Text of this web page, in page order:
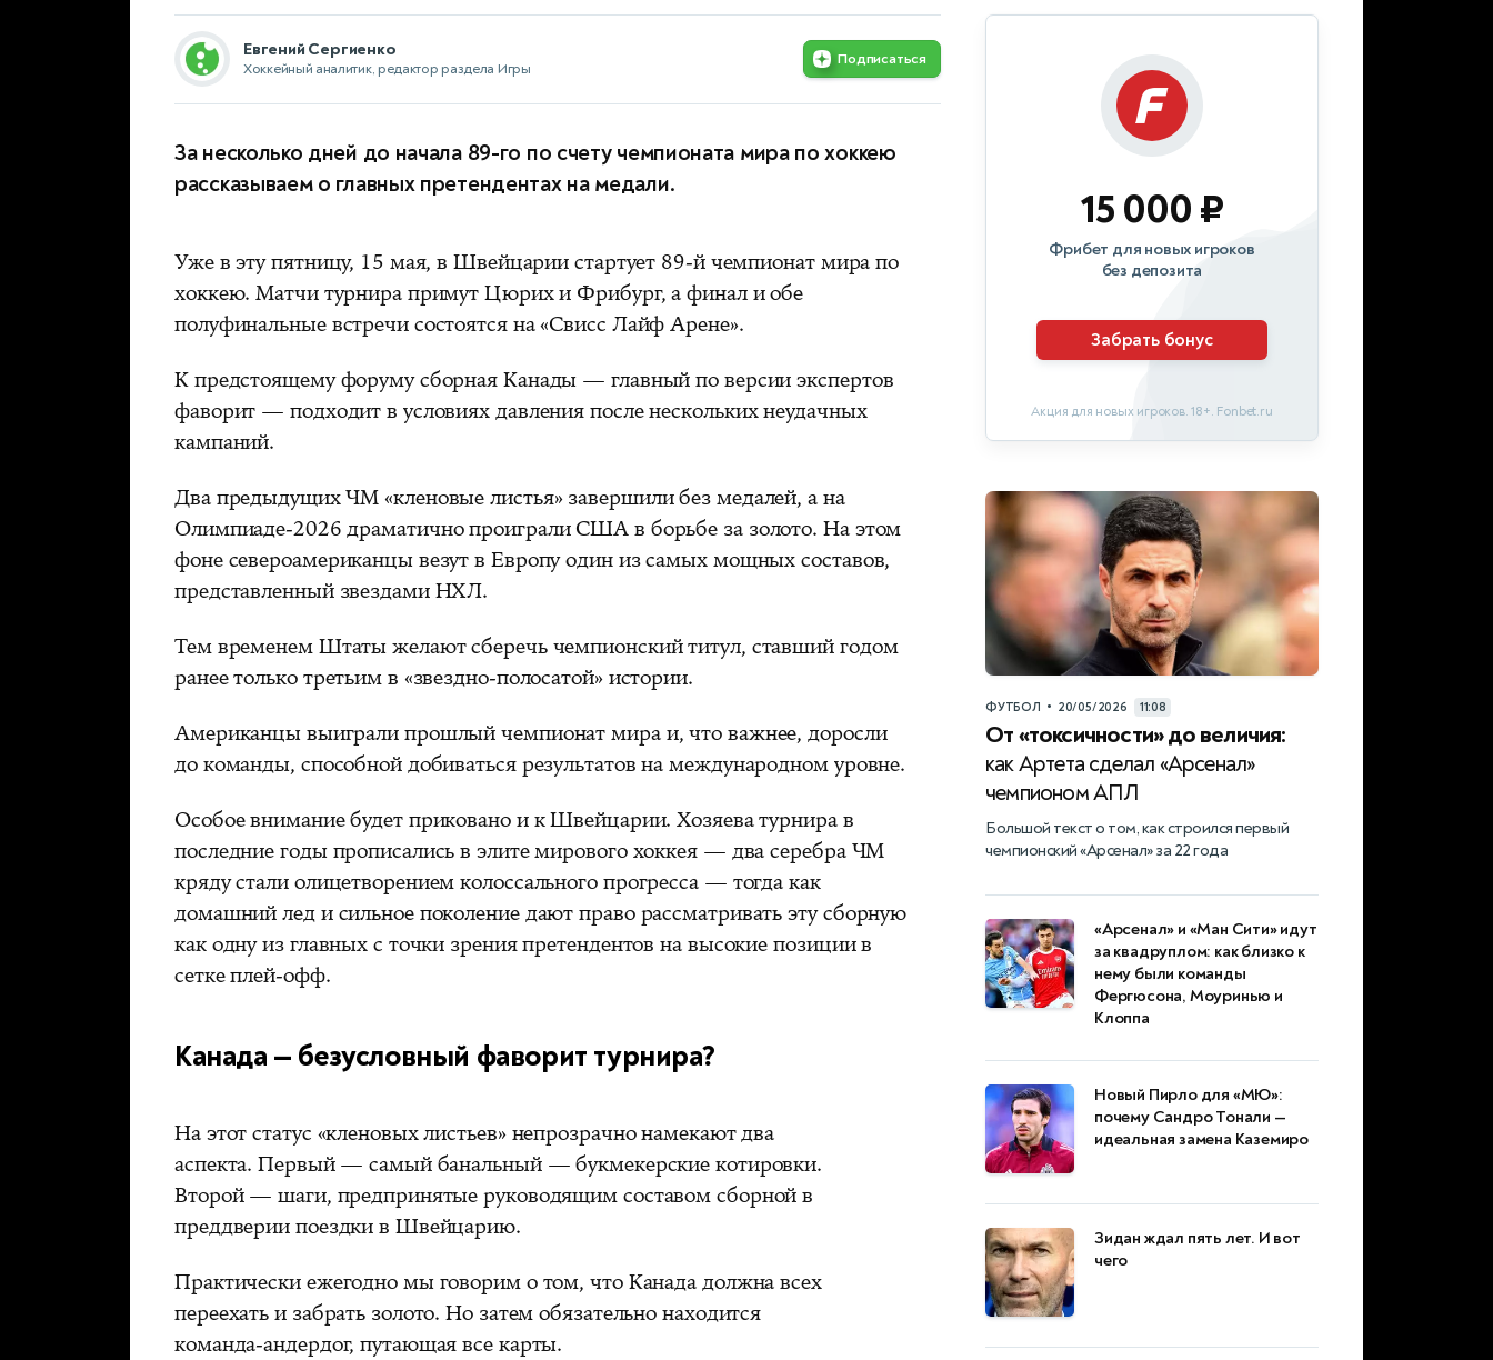
Евгений Сергиенко
Хоккейный аналитик, редактор раздела Игры
Подписаться
За несколько дней до начала 89-го по счету чемпионата мира по хоккею
рассказываем о главных претендентах на медали.
Уже в эту пятницу, 15 мая, в Швейцарии стартует 89-й чемпионат мира по
хоккею. Матчи турнира примут Цюрих и Фрибург, а финал и обе
полуфинальные встречи состоятся на «Свисс Лайф Арене».
К предстоящему форуму сборная Канады — главный по версии экспертов
фаворит — подходит в условиях давления после нескольких неудачных
кампаний.
Два предыдущих ЧМ «кленовые листья» завершили без медалей, а на
Олимпиаде-2026 драматично проиграли США в борьбе за золото. На этом
фоне североамериканцы везут в Европу один из самых мощных составов,
представленный звездами НХЛ.
Тем временем Штаты желают сберечь чемпионский титул, ставший годом
ранее только третьим в «звездно-полосатой» истории.
Американцы выиграли прошлый чемпионат мира и, что важнее, доросли
до команды, способной добиваться результатов на международном уровне.
Особое внимание будет приковано и к Швейцарии. Хозяева турнира в
последние годы прописались в элите мирового хоккея — два серебра ЧМ
кряду стали олицетворением колоссального прогресса — тогда как
домашний лед и сильное поколение дают право рассматривать эту сборную
как одну из главных с точки зрения претендентов на высокие позиции в
сетке плей-офф.
Канада — безусловный фаворит турнира?
На этот статус «кленовых листьев» непрозрачно намекают два
аспекта. Первый — самый банальный — букмекерские котировки.
Второй — шаги, предпринятые руководящим составом сборной в
преддверии поездки в Швейцарию.
Практически ежегодно мы говорим о том, что Канада должна всех
переехать и забрать золото. Но затем обязательно находится
команда-андердог, путающая все карты.
15 000 ₽
Фрибет для новых игроков
без депозита
Забрать бонус
Акция для новых игроков. 18+. Fonbet.ru
ФУТБОЛ • 20/05/2026 11:08
От «токсичности» до величия:
как Артета сделал «Арсенал»
чемпионом АПЛ
Большой текст о том, как строился первый
чемпионский «Арсенал» за 22 года
«Арсенал» и «Ман Сити» идут
за квадруплом: как близко к
нему были команды
Фергюсона, Моуринью и
Клоппа
Новый Пирло для «МЮ»:
почему Сандро Тонали —
идеальная замена Каземиро
Зидан ждал пять лет. И вот
чего